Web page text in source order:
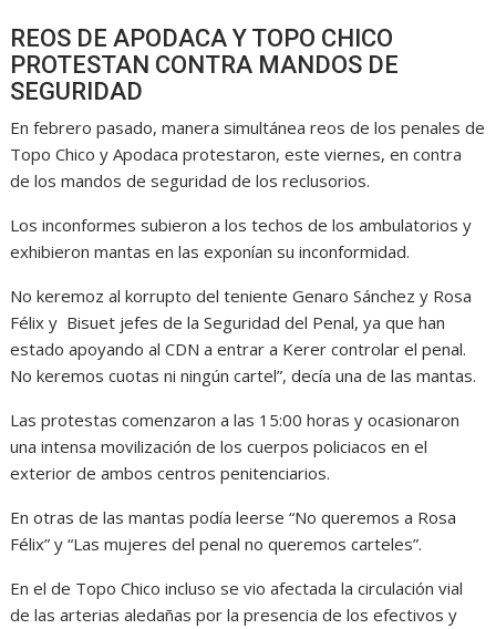
REOS DE APODACA Y TOPO CHICO
PROTESTAN CONTRA MANDOS DE
SEGURIDAD
En febrero pasado, manera simultánea reos de los penales de
Topo Chico y Apodaca protestaron, este viernes, en contra
de los mandos de seguridad de los reclusorios.
Los inconformes subieron a los techos de los ambulatorios y
exhibieron mantas en las exponían su inconformidad.
No keremoz al korrupto del teniente Genaro Sánchez y Rosa
Félix y Bisuet jefes de la Seguridad del Penal, ya que han
estado apoyando al CDN a entrar a Kerer controlar el penal.
No keremos cuotas ni ningún cartel”, decía una de las mantas.
Las protestas comenzaron a las 15:00 horas y ocasionaron
una intensa movilización de los cuerpos policiacos en el
exterior de ambos centros penitenciarios.
En otras de las mantas podía leerse “No queremos a Rosa
Félix” y “Las mujeres del penal no queremos carteles”.
En el de Topo Chico incluso se vio afectada la circulación vial
de las arterias aledañas por la presencia de los efectivos y